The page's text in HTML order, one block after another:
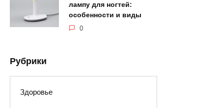
лампу для ногтей:
особенности и виды
0
Рубрики
Здоровье